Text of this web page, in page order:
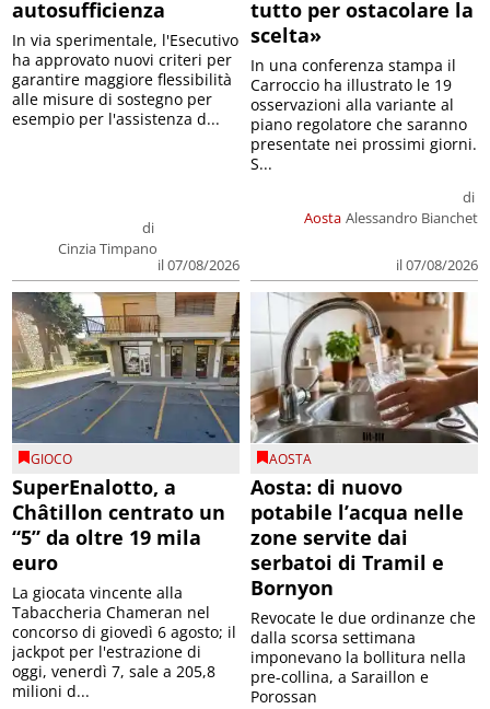
autosufficienza
di
Cinzia Timpano
il 07/08/2026
In via sperimentale, l'Esecutivo
ha approvato nuovi criteri per
garantire maggiore flessibilità
alle misure di sostegno per
esempio per l'assistenza d...
tutto per ostacolare la
scelta»
Aosta
di
Alessandro Bianchet
il 07/08/2026
In una conferenza stampa il
Carroccio ha illustrato le 19
osservazioni alla variante al
piano regolatore che saranno
presentate nei prossimi giorni.
S...
GIOCO
SuperEnalotto, a
Châtillon centrato un
“5” da oltre 19 mila
euro
La giocata vincente alla
Tabaccheria Chameran nel
concorso di giovedì 6 agosto; il
jackpot per l'estrazione di
oggi, venerdì 7, sale a 205,8
milioni d...
AOSTA
Aosta: di nuovo
potabile l’acqua nelle
zone servite dai
serbatoi di Tramil e
Bornyon
Revocate le due ordinanze che
dalla scorsa settimana
imponevano la bollitura nella
pre-collina, a Saraillon e
Porossan